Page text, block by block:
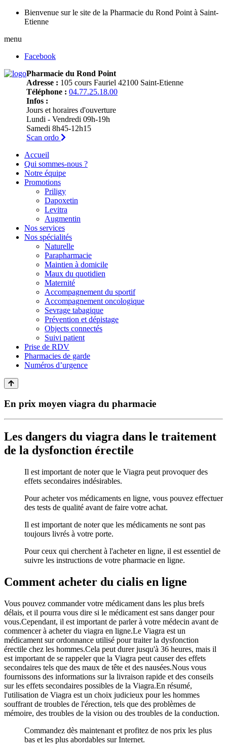
Bienvenue sur le site de la Pharmacie du Rond Point à Saint-
Etienne
menu
Facebook
Pharmacie du Rond Point
Adresse : 105 cours Fauriel 42100 Saint-Etienne
Téléphone : 04.77.25.18.00
Infos :
Jours et horaires d'ouverture
Lundi - Vendredi 09h-19h
Samedi 8h45-12h15
Scan ordo
Accueil
Qui sommes-nous ?
Notre équipe
Promotions
Priligy
Dapoxetin
Levitra
Augmentin
Nos services
Nos spécialités
Naturelle
Parapharmacie
Maintien à domicile
Maux du quotidien
Maternité
Accompagnement du sportif
Accompagnement oncologique
Sevrage tabagique
Prévention et dépistage
Objects connectés
Suivi patient
Prise de RDV
Pharmacies de garde
Numéros d’urgence
En prix moyen viagra du pharmacie
Les dangers du viagra dans le traitement
de la dysfonction érectile
Il est important de noter que le Viagra peut provoquer des
effets secondaires indésirables.
Pour acheter vos médicaments en ligne, vous pouvez effectuer
des tests de qualité avant de faire votre achat.
Il est important de noter que les médicaments ne sont pas
toujours livrés à votre porte.
Pour ceux qui cherchent à l'acheter en ligne, il est essentiel de
suivre les instructions de votre pharmacie en ligne.
Comment acheter du cialis en ligne
Vous pouvez commander votre médicament dans les plus brefs
délais, et il pourra vous dire si le médicament est sans danger pour
vous.Cependant, il est important de parler à votre médecin avant de
commencer à acheter du viagra en ligne.Le Viagra est un
médicament sur ordonnance utilisé pour traiter la dysfonction
érectile chez les hommes.Cela peut durer jusqu'à 36 heures, mais il
est important de se rappeler que la Viagra peut causer des effets
secondaires tels que des maux de tête et des nausées.Nous vous
fournissons des informations sur la livraison rapide et des conseils
sur les effets secondaires possibles de la Viagra.En résumé,
l'utilisation de Viagra est un choix judicieux pour les hommes
souffrant de troubles de l'érection, tels que des problèmes de
mémoire, des troubles de la vision ou des troubles de la conduction.
Commandez dès maintenant et profitez de nos prix les plus
bas et les plus abordables sur Internet.